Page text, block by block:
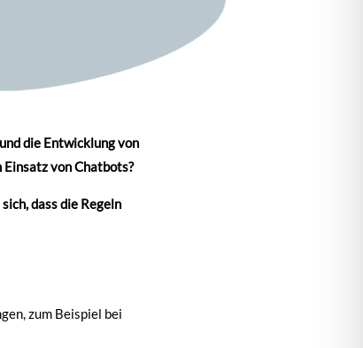
die Entwicklung von
von Chatbots?
dass die Regeln
zum Beispiel bei